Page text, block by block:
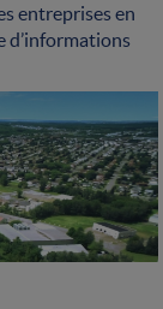
entreprises en
d’informations